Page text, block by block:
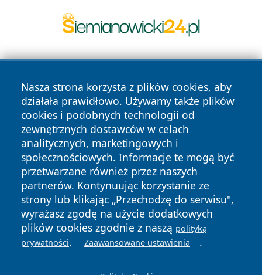
Nasza strona korzysta z plików cookies, aby
działała prawidłowo. Używamy także plików
cookies i podobnych technologii od
zewnętrznych dostawców w celach
analitycznych, marketingowych i
społecznościowych. Informacje te mogą być
przetwarzane również przez naszych
partnerów. Kontynuując korzystanie ze
strony lub klikając „Przechodzę do serwisu",
wyrażasz zgodę na użycie dodatkowych
plików cookies zgodnie z naszą polityką
prywatności. Zaawansowane ustawienia .
Copyright © 2026 echolegnica.pl Wszystkie prawa
zastrzeżone.
News Autorzy
Polityka
Prywatności
Polityka
Cookies